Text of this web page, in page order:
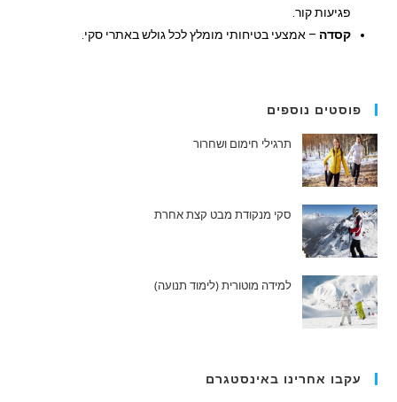
פגיעות קור.
קסדה – אמצעי בטיחותי מומלץ לכל גולש באתרי סקי.
פוסטים נוספים
תרגילי חימום ושחרור
סקי מנקודת מבט קצת אחרת
למידה מוטורית (לימוד תנועה)
עקבו אחרינו באינסטגרם